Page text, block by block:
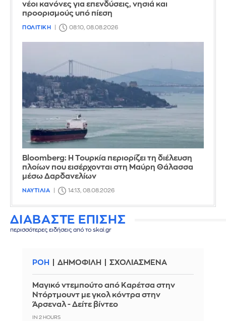
νέοι κανόνες για επενδύσεις, νησιά και
προορισμούς υπό πίεση
ΠΟΛΙΤΙΚΗ 08:10, 08.08.2026
Bloomberg: Η Τουρκία περιορίζει τη διέλευση
πλοίων που εισέρχονται στη Μαύρη Θάλασσα
μέσω Δαρδανελίων
ΝΑΥΤΙΛΙΑ 14:13, 08.08.2026
ΔΙΑΒΑΣΤΕ ΕΠΙΣΗΣ
περισσότερες ειδήσεις από το skai.gr
ΡΟΗ ΔΗΜΟΦΙΛΗ ΣΧΟΛΙΑΣΜΕΝΑ
Μαγικό ντεμπούτο από Καρέτσα στην
Ντόρτμουντ με γκολ κόντρα στην
Άρσεναλ - Δείτε βίντεο
IN 2 HOURS